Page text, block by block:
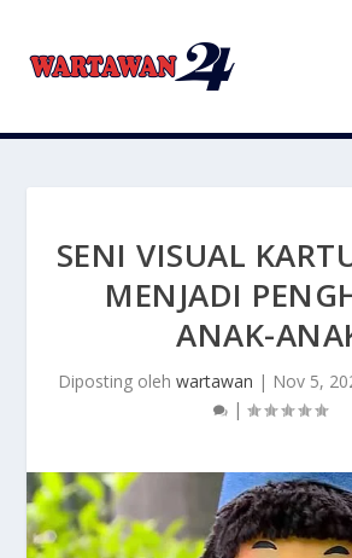
SENI VISUAL
MENJADI
ANAK-
Diposting oleh wartawan | Nov 5,
|